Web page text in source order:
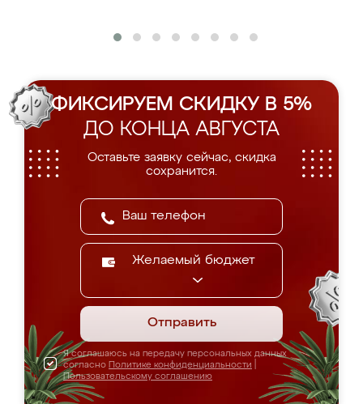
ФИКСИРУЕМ СКИДКУ В 5%
ДО КОНЦА АВГУСТА
Оставьте заявку сейчас, скидка
сохранится.
Желаемый бюджет
Отправить
Я соглашаюсь на передачу персональных данных
согласно Политике конфиденциальности
Пользовательскому соглашению